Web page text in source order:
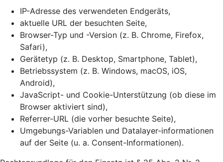
IP-Adresse des verwendeten Endgeräts,
aktuelle URL der besuchten Seite,
Browser-Typ und -Version (z. B. Chrome, Firefox,
Safari),
Gerätetyp (z. B. Desktop, Smartphone, Tablet),
Betriebssystem (z. B. Windows, macOS, iOS,
Android),
JavaScript- und Cookie-Unterstützung (ob diese im
Browser aktiviert sind),
Referrer-URL (die vorher besuchte Seite),
Umgebungs-Variablen und Datalayer-informationen
auf der Seite (u. a. Consent-Informationen).